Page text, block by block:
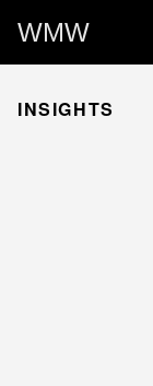
WMW
INSIGHTS